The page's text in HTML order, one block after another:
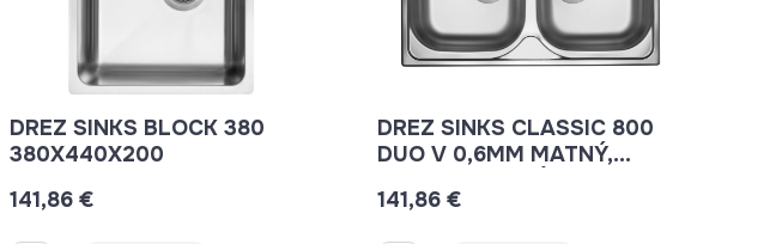
DREZ SINKS BLOCK 380
380X440X200
141,86 €
DREZ SINKS CLASSIC 800
DUO V 0,6MM MATNÝ,
141,86 €